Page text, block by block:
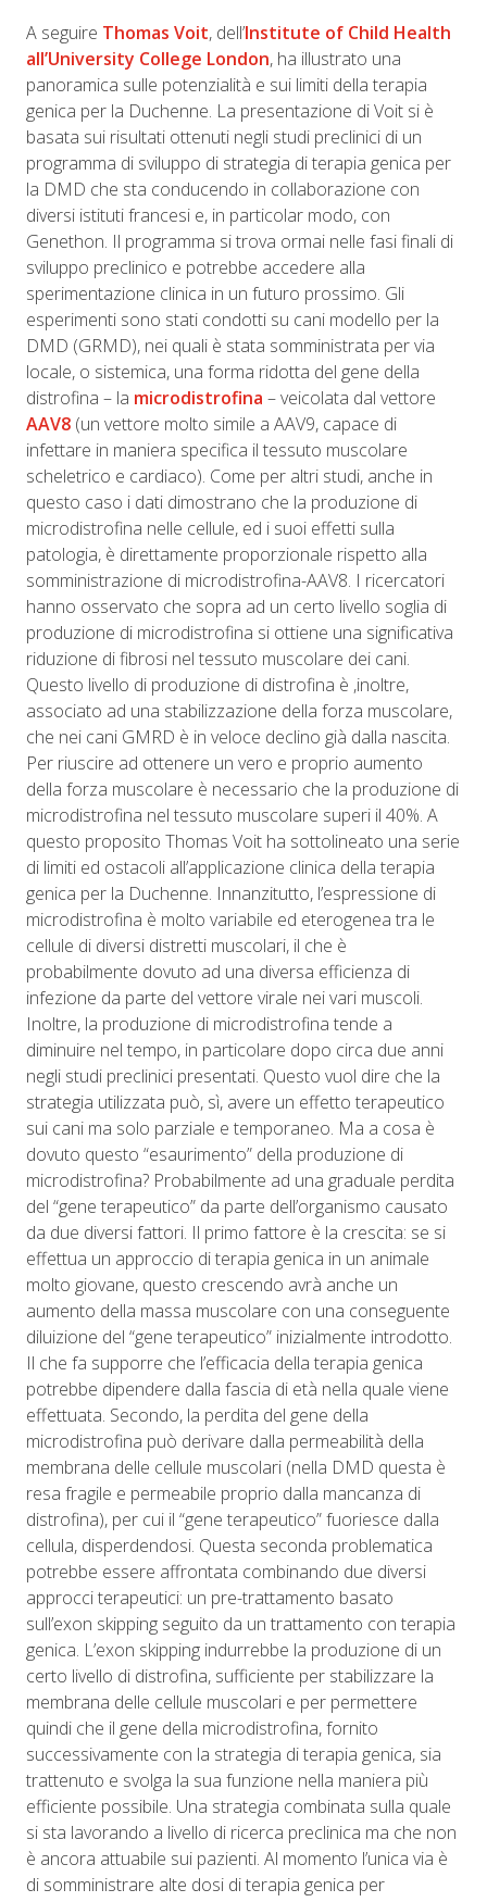
A seguire Thomas Voit, dell’Institute of Child Health
all’University College London, ha illustrato una
panoramica sulle potenzialità e sui limiti della terapia
genica per la Duchenne. La presentazione di Voit si è
basata sui risultati ottenuti negli studi preclinici di un
programma di sviluppo di strategia di terapia genica per
la DMD che sta conducendo in collaborazione con
diversi istituti francesi e, in particolar modo, con
Genethon. Il programma si trova ormai nelle fasi finali di
sviluppo preclinico e potrebbe accedere alla
sperimentazione clinica in un futuro prossimo. Gli
esperimenti sono stati condotti su cani modello per la
DMD (GRMD), nei quali è stata somministrata per via
locale, o sistemica, una forma ridotta del gene della
distrofina – la microdistrofina – veicolata dal vettore
AAV8 (un vettore molto simile a AAV9, capace di
infettare in maniera specifica il tessuto muscolare
scheletrico e cardiaco). Come per altri studi, anche in
questo caso i dati dimostrano che la produzione di
microdistrofina nelle cellule, ed i suoi effetti sulla
patologia, è direttamente proporzionale rispetto alla
somministrazione di microdistrofina-AAV8. I ricercatori
hanno osservato che sopra ad un certo livello soglia di
produzione di microdistrofina si ottiene una significativa
riduzione di fibrosi nel tessuto muscolare dei cani.
Questo livello di produzione di distrofina è ,inoltre,
associato ad una stabilizzazione della forza muscolare,
che nei cani GMRD è in veloce declino già dalla nascita.
Per riuscire ad ottenere un vero e proprio aumento
della forza muscolare è necessario che la produzione di
microdistrofina nel tessuto muscolare superi il 40%. A
questo proposito Thomas Voit ha sottolineato una serie
di limiti ed ostacoli all’applicazione clinica della terapia
genica per la Duchenne. Innanzitutto, l’espressione di
microdistrofina è molto variabile ed eterogenea tra le
cellule di diversi distretti muscolari, il che è
probabilmente dovuto ad una diversa efficienza di
infezione da parte del vettore virale nei vari muscoli.
Inoltre, la produzione di microdistrofina tende a
diminuire nel tempo, in particolare dopo circa due anni
negli studi preclinici presentati. Questo vuol dire che la
strategia utilizzata può, sì, avere un effetto terapeutico
sui cani ma solo parziale e temporaneo. Ma a cosa è
dovuto questo “esaurimento” della produzione di
microdistrofina? Probabilmente ad una graduale perdita
del “gene terapeutico” da parte dell’organismo causato
da due diversi fattori. Il primo fattore è la crescita: se si
effettua un approccio di terapia genica in un animale
molto giovane, questo crescendo avrà anche un
aumento della massa muscolare con una conseguente
diluizione del “gene terapeutico” inizialmente introdotto.
Il che fa supporre che l’efficacia della terapia genica
potrebbe dipendere dalla fascia di età nella quale viene
effettuata. Secondo, la perdita del gene della
microdistrofina può derivare dalla permeabilità della
membrana delle cellule muscolari (nella DMD questa è
resa fragile e permeabile proprio dalla mancanza di
distrofina), per cui il “gene terapeutico” fuoriesce dalla
cellula, disperdendosi. Questa seconda problematica
potrebbe essere affrontata combinando due diversi
approcci terapeutici: un pre-trattamento basato
sull’exon skipping seguito da un trattamento con terapia
genica. L’exon skipping indurrebbe la produzione di un
certo livello di distrofina, sufficiente per stabilizzare la
membrana delle cellule muscolari e per permettere
quindi che il gene della microdistrofina, fornito
successivamente con la strategia di terapia genica, sia
trattenuto e svolga la sua funzione nella maniera più
efficiente possibile. Una strategia combinata sulla quale
si sta lavorando a livello di ricerca preclinica ma che non
è ancora attuabile sui pazienti. Al momento l’unica via è
di somministrare alte dosi di terapia genica per